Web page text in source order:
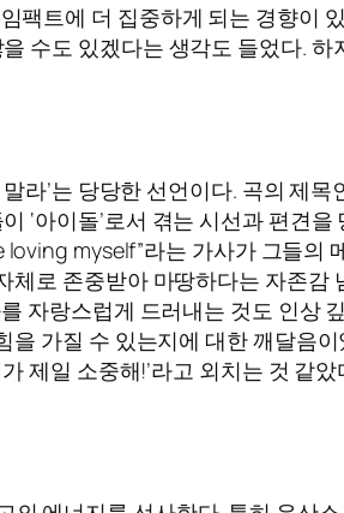
팩트에 더 집중하게 되는 경향이
수도 있겠다는 생각도 들었다.
라’는 당당한 선언이다. 곡의 제
‘아이돌’로서 겪는 시선과 편견
myself”라는 가사가 그들
로 존중받아 마땅하다는 자존
자랑스럽게 드러내는 것도 인상
가질 수 있는지에 대한 깨달음
제일 소중해!’라고 외치는 것 같았